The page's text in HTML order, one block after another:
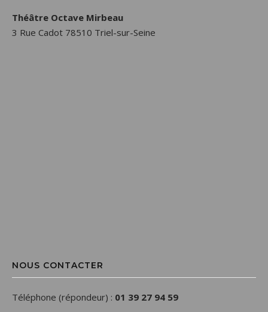
Théâtre Octave Mirbeau
3 Rue Cadot 78510 Triel-sur-Seine
NOUS CONTACTER
Téléphone (répondeur) : 01 39 27 94 59